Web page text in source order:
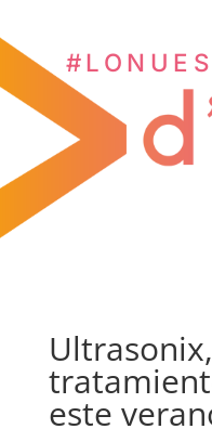
este